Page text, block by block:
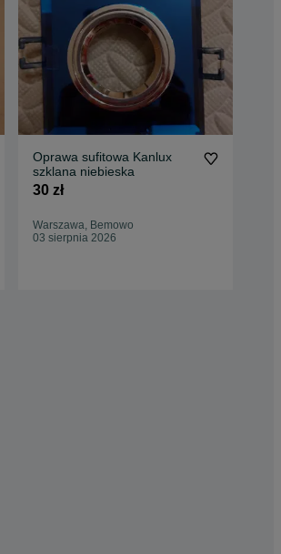
Oprawa sufitowa Kanlux
szklana niebieska
30 zł
Warszawa, Bemowo
03 sierpnia 2026